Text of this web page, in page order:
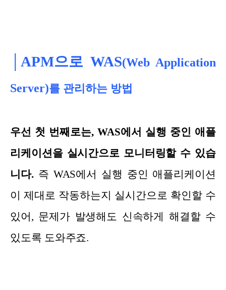
│APM으로 WAS(Web Application
Server)를 관리하는 방법
우선 첫 번째로는, WAS에서 실행 중인 애플
리케이션을 실시간으로 모니터링할 수 있습
니다.즉 WAS에서 실행 중인 애플리케이션
이 제대로 작동하는지 실시간으로 확인할 수
있어, 문제가 발생해도 신속하게 해결할 수
있도록 도와주죠.